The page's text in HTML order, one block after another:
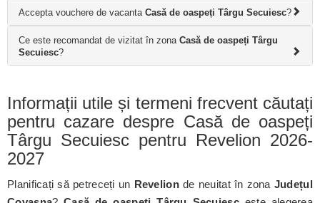
Accepta vouchere de vacanta Casă de oaspeți Târgu Secuiesc?
Ce este recomandat de vizitat în zona Casă de oaspeți Târgu
Secuiesc?
Informații utile și termeni frecvent căutați
pentru cazare despre Casă de oaspeți
Târgu Secuiesc pentru Revelion 2026-
2027
Planificați să petreceți un Revelionde neuitat în zona Județul